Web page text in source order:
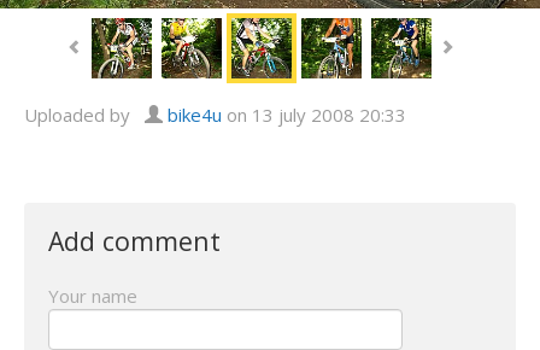
Uploaded by bike4u on 13 july 2008 20:33
Add comment
Your name